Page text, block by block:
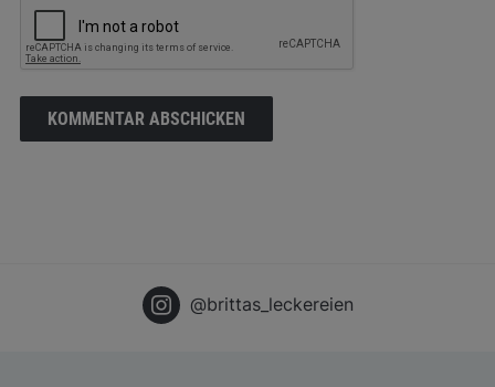
@brittas_leckereien